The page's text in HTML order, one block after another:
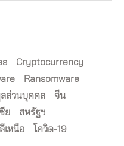
Cryptocurrency
Ransomware
ส่วนบุคคล
จีน
ย
สหรัฐฯ
เหนือ โควิด-19